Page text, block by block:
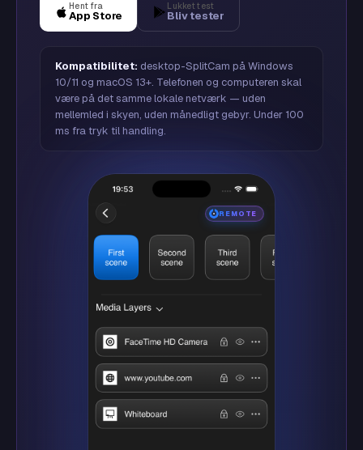
Hent fra
App Store
Lukket test
Bliv tester
Kompatibilitet: desktop-SplitCam på Windows
10/11 og macOS 13+. Telefonen og computeren skal
være på det samme lokale netværk — uden
mellemled i skyen, uden månedligt gebyr. Under 100
ms fra tryk til handling.
REMOTE